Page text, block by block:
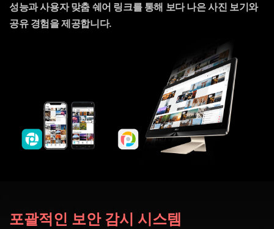
성능과 사용자 맞춤 쉐어 링크를 통해 보다 나은 사진 보기와
공유 경험을 제공합니다.
포괄적인 보안 감시 시스템